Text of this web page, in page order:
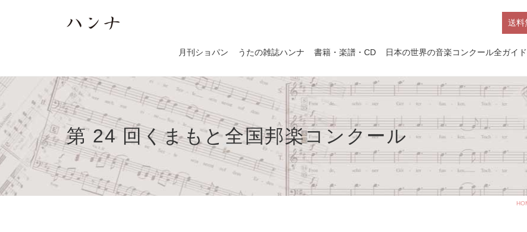
送料
月刊ショパン うたの雑誌ハンナ 書籍・楽譜・CD 日本の世界の音楽コンクール全ガイド
第 24 回くまもと全国邦楽コンクール